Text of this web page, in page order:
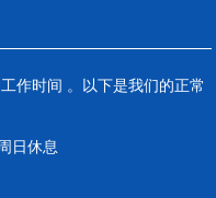
作时间 。以下是我们的正常
日休息